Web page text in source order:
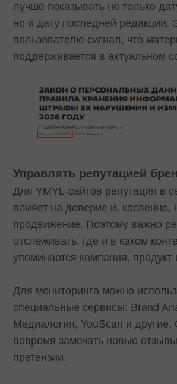
лучше показывать не только
но и дату последней редакции.
пользователю сигнал, что
поддерживается в актуальном
Управлять репутацией
Для YMYL-сайтов репутация в
влияет на доверие и, косвенно,
продвижение. Поэтому важно
отслеживать, где и в каком
упоминается компания, продукт
Для мониторинга можно
специальные сервисы: Brand
Медиалогия, YouScan и
вовремя замечать новые
претензии.